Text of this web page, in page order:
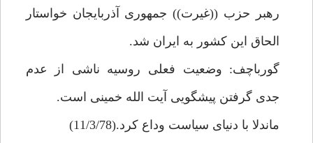
رهبر حزب ((غيرت)) جمهورى آذربايجان خواستار
الحاق اين كشور به ايران شد.
گورباچف: وضعيت فعلى روسيه ناشى از عدم
جدى گرفتن پيشگويى آيت الله خمينى است.
ماندلا با دنياى سياست وداع كرد.(11/3/78)